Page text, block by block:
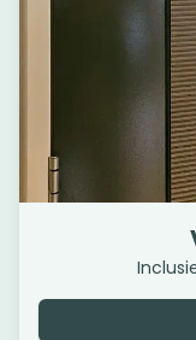
Honingraat
Volledig
dubbele stoflaag.